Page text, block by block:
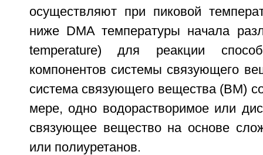
осуществляют при пиковой
ниже DMA температуры начала
temperature) для реакции
компонентов системы связующего
система связующего вещества (ВМ)
мере, одно водорастворимое или
связующее вещество на основе
или полиуретанов.